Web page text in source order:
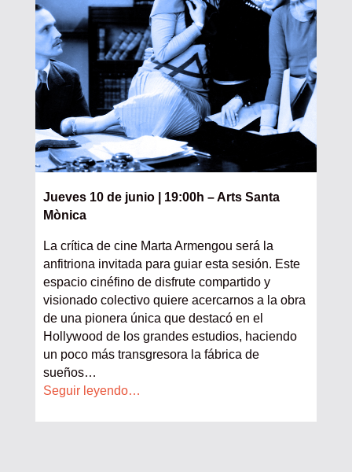
Jueves 10 de junio | 19:00h – Arts Santa
Mònica
La crítica de cine Marta Armengou será la
anfitriona invitada para guiar esta sesión. Este
espacio cinéfino de disfrute compartido y
visionado colectivo quiere acercarnos a la obra
de una pionera única que destacó en el
Hollywood de los grandes estudios, haciendo
un poco más transgresora la fábrica de
sueños…
Seguir leyendo…